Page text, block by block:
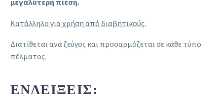
Κατάλληλο για χρήση από διαβητικούς.
Διατίθεται ανά ζεύγος και προσαρμόζεται σε κάθε τύπο
πέλματος.
ΕΝΔΕΊΞΕΙΣ: